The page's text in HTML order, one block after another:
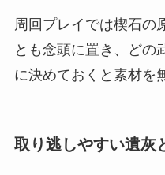
周回プレイでは楔石の
とも念頭に置き、どの
に決めておくと素材を
取り逃しやすい遺灰